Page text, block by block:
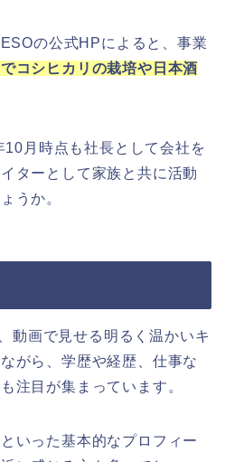
の公式HPによると、事業
コシヒカリの栽培や日本酒
月時点も社長として会社を
ターとして家族と共に活動
うか。
動画で見せる明るく温かいキ
がら、学歴や経歴、仕事な
注目が集まっています。
いった基本的なプロフィー